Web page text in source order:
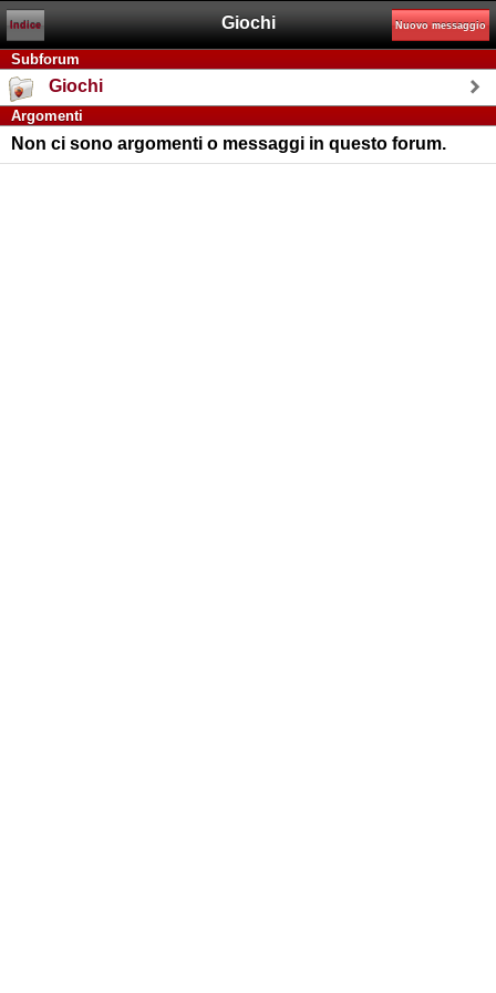
Giochi
Indice Nuovo messaggio
Subforum
Giochi
Argomenti
Non ci sono argomenti o messaggi in questo forum.